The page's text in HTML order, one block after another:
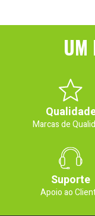
UM
Marcas de
Suporte
Apoio ao